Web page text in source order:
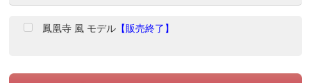
鳳凰寺 風 モデル 【販売終了】